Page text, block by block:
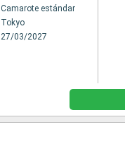
Camarote estándar
Tokyo
27/03/2027